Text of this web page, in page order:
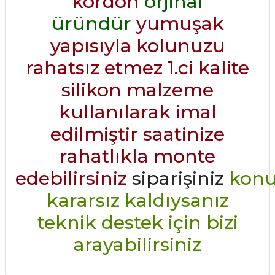
üründür yumuşak
yapısıyla kolunuzu
rahatsız etmez 1.ci kalite
silikon malzeme
kullanılarak imal
edilmiştir saatinize
rahatlıkla monte
edebilirsiniz siparişiniz
kararsız kaldıysanız
teknik destek için bizi
arayabilirsiniz